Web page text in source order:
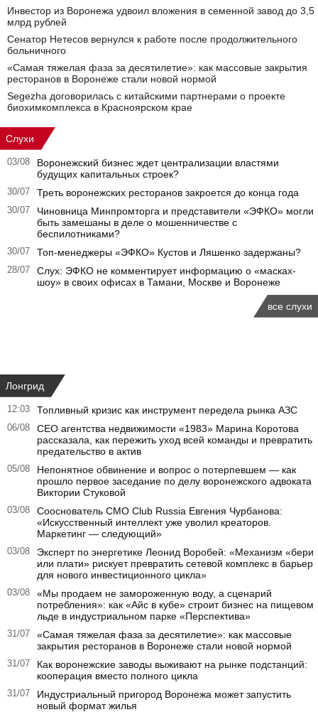
Инвестор из Воронежа удвоил вложения в семенной завод до 3,5
млрд рублей
Сенатор Нетесов вернулся к работе после продолжительного
больничного
«Самая тяжелая фаза за десятилетие»: как массовые закрытия
ресторанов в Воронеже стали новой нормой
Segezha договорилась с китайскими партнерами о проекте
биохимкомплекса в Красноярском крае
Слухи
03/08
Воронежский бизнес ждет централизации властями
будущих капитальных строек?
30/07 Треть воронежских ресторанов закроется до конца года
30/07
Чиновница Минпромторга и представители «ЭФКО» могли
быть замешаны в деле о мошенничестве с
беспилотниками?
30/07 Топ-менеджеры «ЭФКО» Кустов и Ляшенко задержаны?
28/07
Слух: ЭФКО не комментирует информацию о «масках-
шоу» в своих офисах в Тамани, Москве и Воронеже
все слухи
Лонгрид
12:03 Топливный кризис как инструмент передела рынка АЗС
06/08
CEO агентства недвижимости «1983» Марина Коротова
рассказала, как пережить уход всей команды и превратить
предательство в актив
05/08
Непонятное обвинение и вопрос о потерпевшем — как
прошло первое заседание по делу воронежского адвоката
Виктории Стуковой
03/08
Сооснователь CMO Club Russia Евгения Чурбанова:
«Искусственный интеллект уже уволил креаторов.
Маркетинг — следующий»
03/08
Эксперт по энергетике Леонид Воробей: «Механизм «бери
или плати» рискует превратить сетевой комплекс в барьер
для нового инвестиционного цикла»
03/08
«Мы продаем не замороженную воду, а сценарий
потребления»: как «Айс в кубе» строит бизнес на пищевом
льде в индустриальном парке «Перспектива»
31/07
«Самая тяжелая фаза за десятилетие»: как массовые
закрытия ресторанов в Воронеже стали новой нормой
31/07
Как воронежские заводы выживают на рынке подстанций:
кооперация вместо полного цикла
31/07
Индустриальный пригород Воронежа может запустить
новый формат жилья